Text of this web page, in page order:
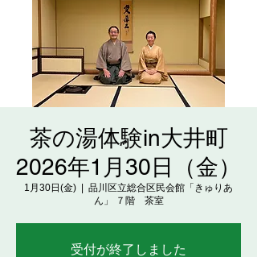
茶の湯体験in大井町
2026年1月30日（金）
1月30日(金)
品川区立総合区民会館「きゅりあ
ん」 ７階 茶室
受付が終了しました